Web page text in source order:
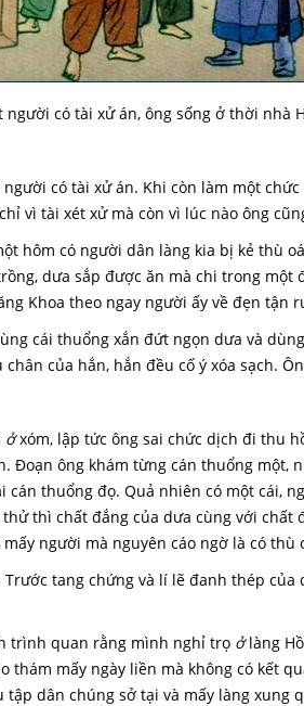
có tài xử án, ông sống ở thời nhà
có tài xử án. Khi còn làm một
vì tài xét xử mà còn vì lúc nào ông
hôm có người dân làng kia bị kẻ thù
dưa sắp được ăn mà chi trong một
Khoa theo ngay người ấy về đẹn tận
cái thuổng xắn đứt ngọn dưa và
của hắn, hắn đều cố ý xóa sạch.
ởxóm, lập tức ông sai chức dịch đi thu
Đoạn ông khám từng cán thuổng một,
thuổng đọ. Quả nhiên có một cái,
thì chất đắng của dưa cùng với chất
người mà nguyên cáo ngờ là có thù
tang chứng và lí lẽ đanh thép của
trình quan rằng mình nghỉ trọ ởlàng
mấy ngày liền mà không có kết
dân chúng sở tại và mấy làng xung